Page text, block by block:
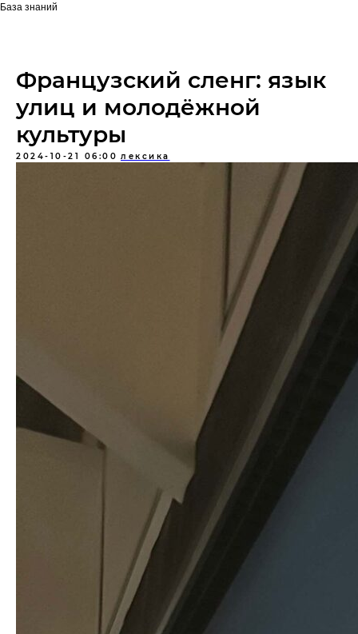
База знаний
Французский сленг: язык
улиц и молодёжной
культуры
2024-10-21 06:00 лексика